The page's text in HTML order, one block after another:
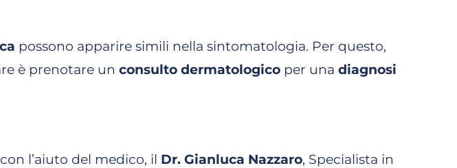
possono apparire simili nella sintomatologia. Per questo,
è prenotare un consulto dermatologico per una diagnosi
l’aiuto del medico, il Dr. Gianluca Nazzaro, Specialista in